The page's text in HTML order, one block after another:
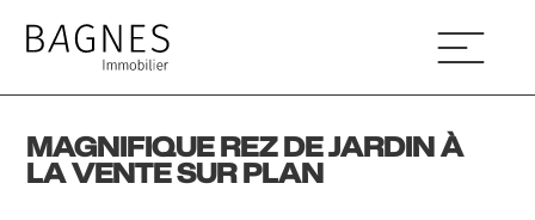
MAGNIFIQUE REZ DE JARDIN À
LA VENTE SUR PLAN